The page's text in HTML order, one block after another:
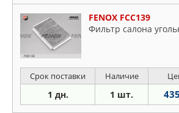
FENOX FCC139
Фильтр салона
Срок поставки Наличие
1 дн. 1 шт.